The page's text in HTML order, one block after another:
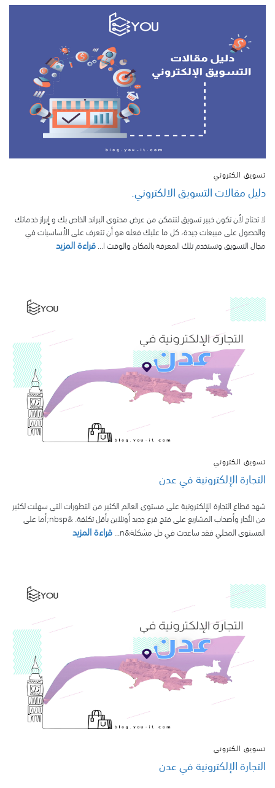
تسويق الكتروني
دليل مقالات التسويق الالكتروني.
لا تحتاج لأن تكون خبير تسويق لتتمكن من عرض محتوى البراند الخاص بك و إبراز خدماتك
والحصول على مبيعات جيدة، كل ما عليك فعله هو أن تتعرف على الأساسيات في
مجال التسويق وتستخدم تلك المعرفة بالمكان والوقت ا...قراءة المزيد
تسويق الكتروني
التجارة الإلكترونية في عدن
شهد قطاع التجارة الإلكترونية على مستوى العالم الكثير من التطورات التي سهلت لكثير
من التُجار وأصحاب المشاريع على فتح فرع جديد أونلاين بأقل تكلفة. &nbsp;أما على
المستوى المحلي فقد ساعدت في حل مشكلة&n...
قراءة المزيد
تسويق الكتروني
التجارة الإلكترونية في عدن